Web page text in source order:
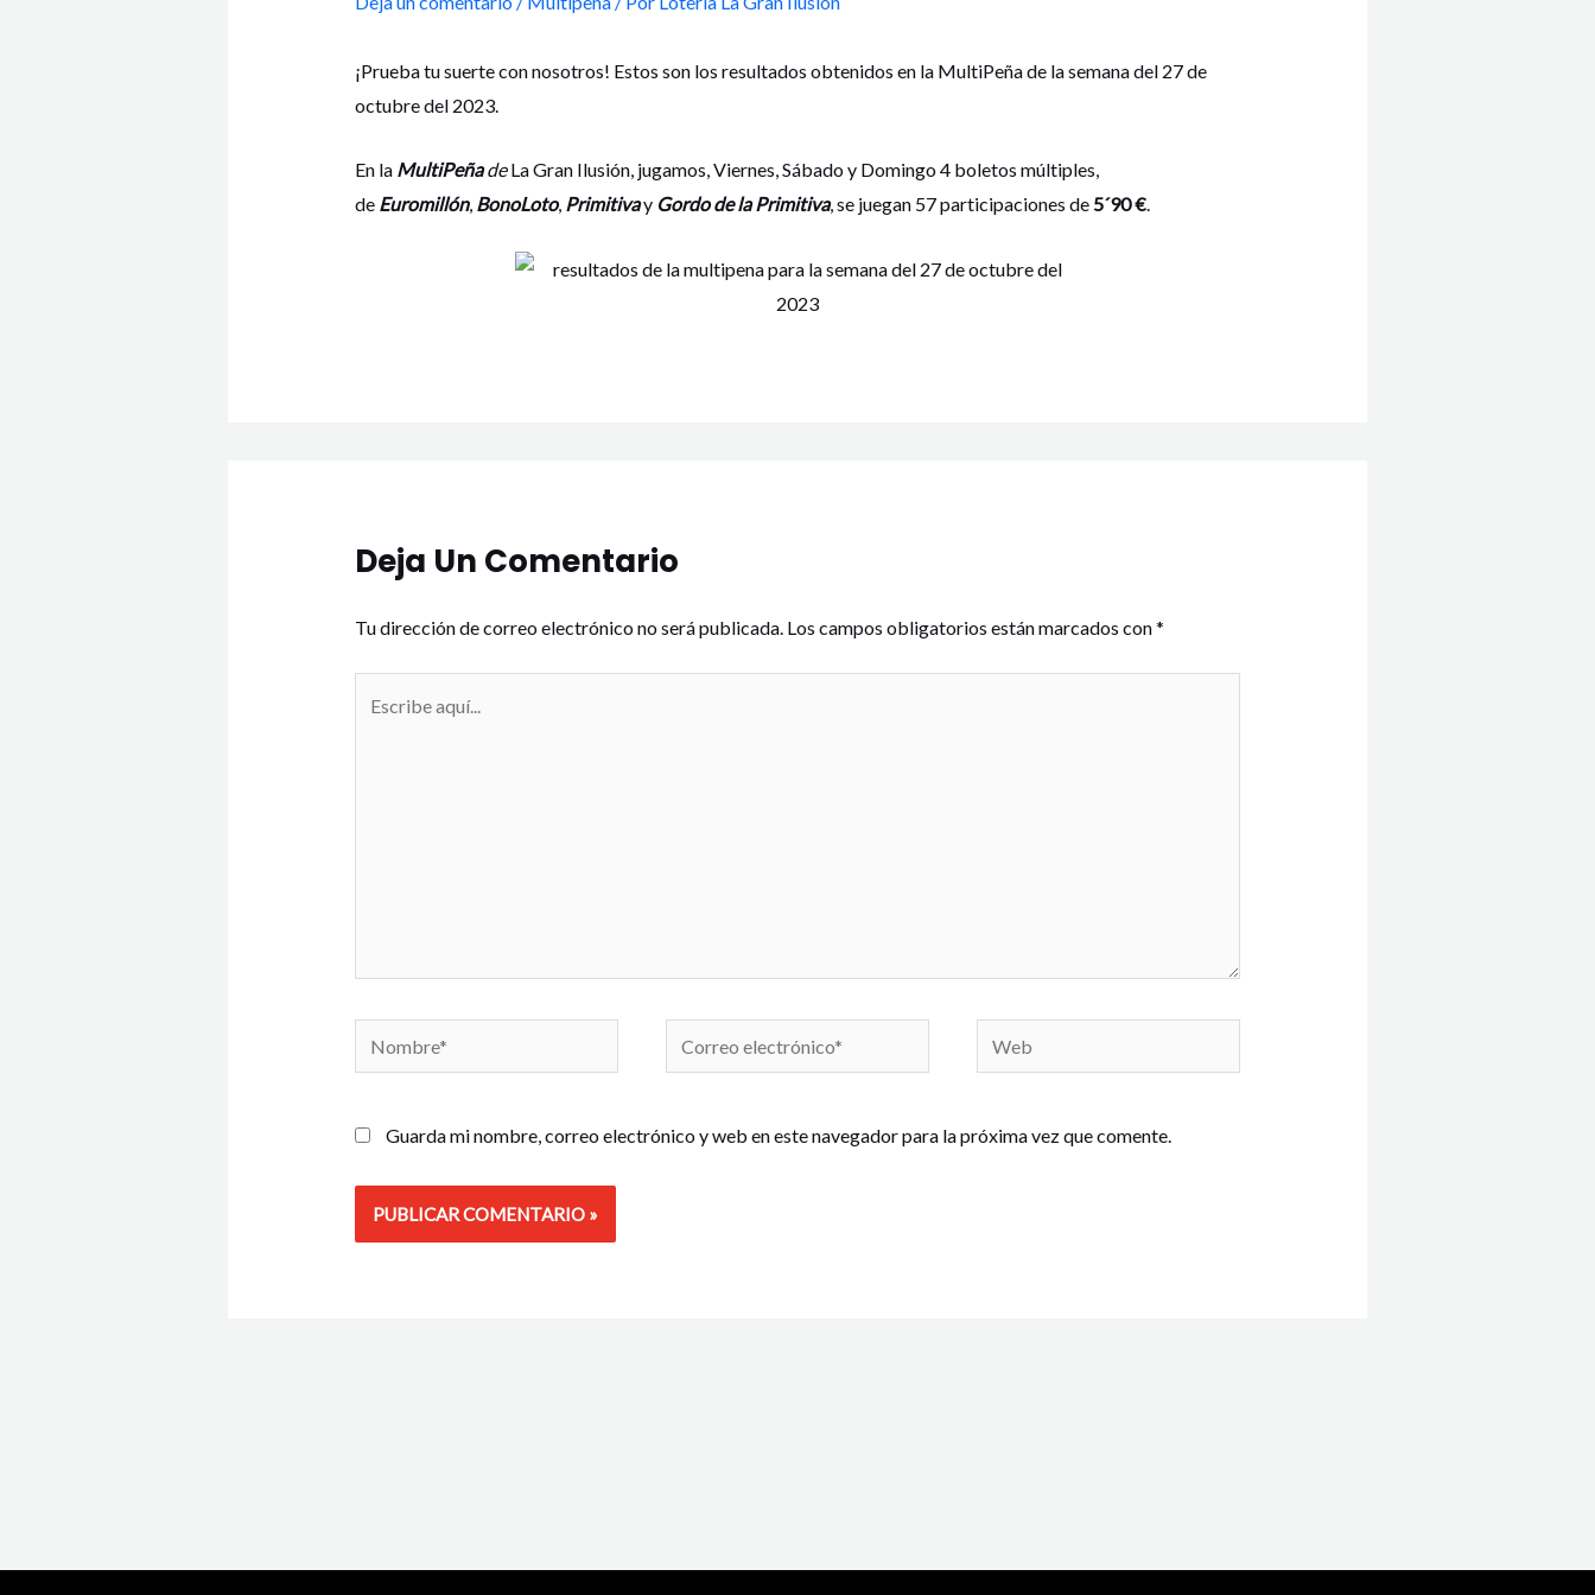
¡Prueba tu suerte con nosotros! Estos son los resultados obtenidos en la MultiPeña de la semana del 27 de
octubre del 2023.
En la MultiPeñadeLa Gran Ilusión, jugamos, Viernes, Sábado y Domingo 4 boletos múltiples,
de Euromillón, BonoLoto, Primitivay Gordo de la Primitiva, se juegan 57 participaciones de5´90 €.
Deja Un Comentario
Tu dirección de correo electrónico no será publicada. Los campos obligatorios están marcados con*
electrónico*
Guarda mi nombre, correo electrónico y web en este navegador para la próxima vez que comente.